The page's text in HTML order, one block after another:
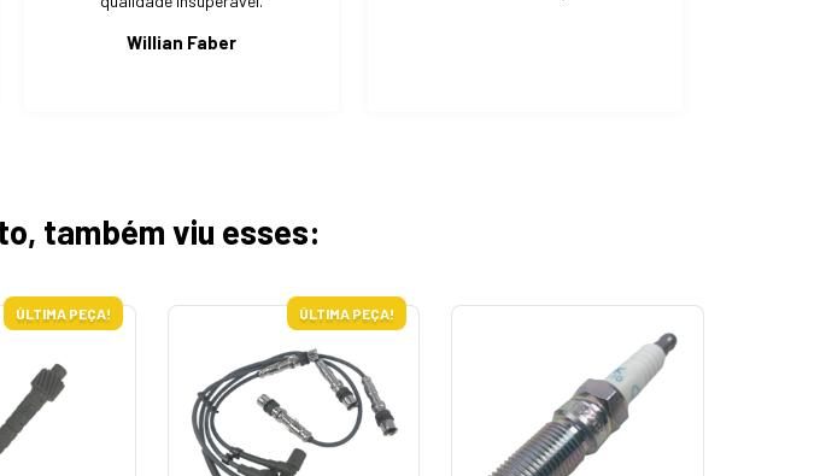
Willian Faber
também viu esses:
ÚLTIMA PEÇA! ÚLTIMA PEÇA!